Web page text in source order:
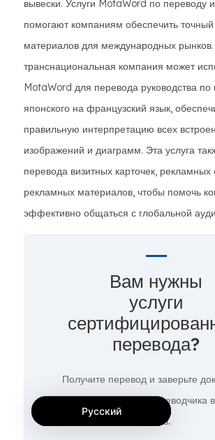
вывески. Услуги MotaWord по переводу
помогают компаниям обеспечить
материалов для международных
транснациональная компания может
MotaWord для перевода руководства по
японского на французский язык,
правильную интерпретацию всех
изображений и диаграмм. Эта услуга
перевода визитных карточек,
рекламных материалов, чтобы помочь
эффективно общаться с глобальной
Вам нужны
услуги
перевода?
Получите перевод и заверьте
профессионального переводчика
часов.
Русский